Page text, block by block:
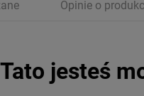
Opinie o
jesteś